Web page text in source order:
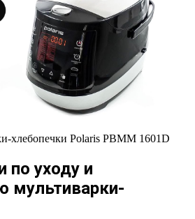
хлебопечки Polaris PBMM 1601D
по уходу и
мультиварки-